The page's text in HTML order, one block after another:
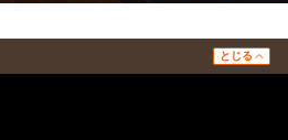
とじる